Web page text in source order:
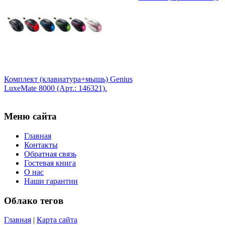
Ncomputing
Nec
Pixus
Pleomax
Primepc
Razer
Revoltec
Rim2000
Roccat
Samsung(23)
Senkatel
Smartpc
Sony (26)
Steelseries
Комплект (клавиатура+мышь) Genius
LuxeMate 8000 (Арт.: 146321).
Меню сайта
Главная
Контакты
Обратная связь
Гостевая книга
О нас
Наши гарантии
Облако тегов
Главная Карта сайта